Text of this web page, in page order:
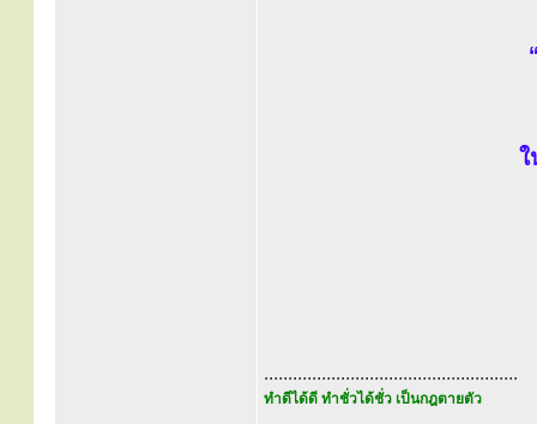
ใ
.....................................................
ทำดีได้ดี ทำชั่วได้ชั่ว เป็นกฎตายตัว